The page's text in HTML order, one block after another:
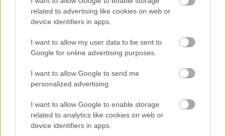
related to advertising like cookies on web or
device identifiers in apps.
I want to allow my user data to be sent to
Google for online advertising purposes.
I want to allow Google to send me
personalized advertising.
I want to allow Google to enable storage
related to analytics like cookies on web or
device identifiers in apps.
műemlékek, köztük a különleges Műromok, valamint a közeli
Várkanyarban álló Nepomuki Szent János híd és szobor is.
M1 bővítés: már zajlik a teljesen új
Bicske Kelet csomópont építése
csomópont épül Angyalföldön